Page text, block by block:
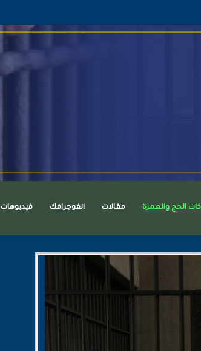
الحج والعمرة مقالات انفوجرافك فيديوهات